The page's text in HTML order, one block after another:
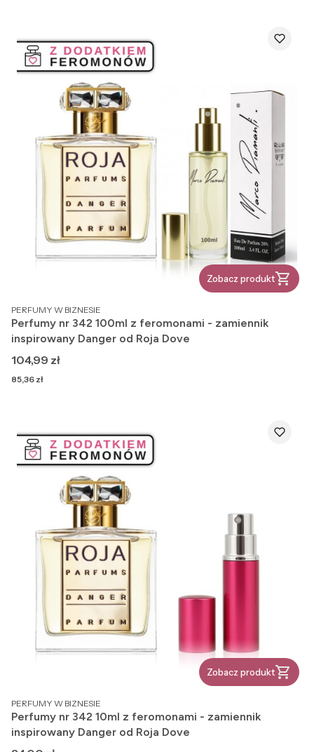
Zobacz produkt
PRODUCENT
PERFUMY W BIZNESIE
Perfumy nr 342 100ml z feromonami - zamiennik
inspirowany Danger od Roja Dove
Cena
104,99 zł
Cena
85,36 zł
Zobacz produkt
PRODUCENT
PERFUMY W BIZNESIE
Perfumy nr 342 10ml z feromonami - zamiennik
inspirowany Danger od Roja Dove